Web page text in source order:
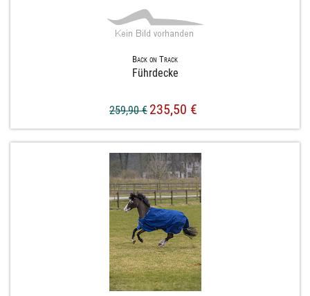
Back on Track
Führdecke
259,90 € 235,50 €